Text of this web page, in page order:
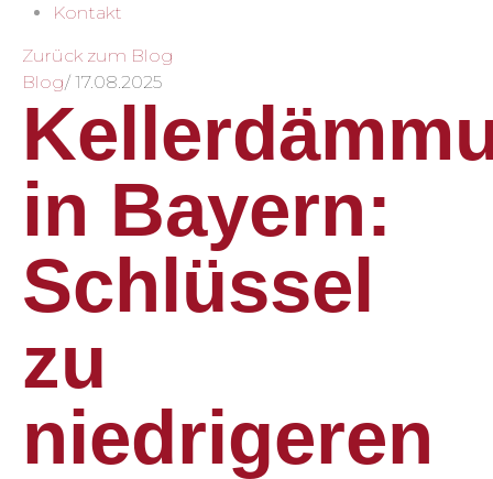
Kontakt
Zurück zum Blog
Blog/ 17.08.2025
in Bayern:
Schlüssel
zu
niedrigeren